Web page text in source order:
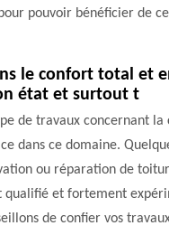
pouvoir bénéficier de
le confort total
état et surtout t
de travaux concernant
dans ce domaine.
ou réparation de
et fortement
de confier vos